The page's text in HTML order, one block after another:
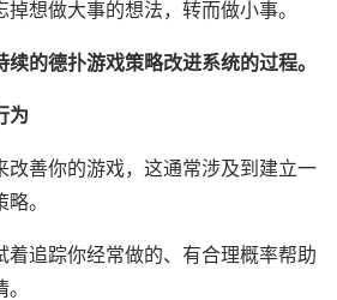
想做大事的想法，转而做小事。
的德扑游戏策略改进系统的过程。
为
改善你的游戏，这通常涉及到建立一
。
着追踪你经常做的、有合理概率帮助